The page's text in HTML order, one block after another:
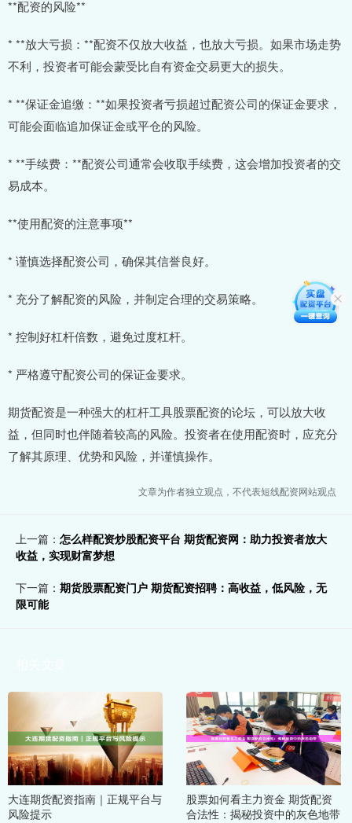
**配资的风险**
* **放大亏损：**配资不仅放大收益，也放大亏损。如果市场走势
不利，投资者可能会蒙受比自有资金交易更大的损失。
* **保证金追缴：**如果投资者亏损超过配资公司的保证金要求，
可能会面临追加保证金或平仓的风险。
* **手续费：**配资公司通常会收取手续费，这会增加投资者的交
易成本。
**使用配资的注意事项**
* 谨慎选择配资公司，确保其信誉良好。
* 充分了解配资的风险，并制定合理的交易策略。
* 控制好杠杆倍数，避免过度杠杆。
* 严格遵守配资公司的保证金要求。
期货配资是一种强大的杠杆工具股票配资的论坛，可以放大收
益，但同时也伴随着较高的风险。投资者在使用配资时，应充分
了解其原理、优势和风险，并谨慎操作。
文章为作者独立观点，不代表短线配资网站观点
上一篇： 怎么样配资炒股配资平台 期货配资网：助力投资者放大
收益，实现财富梦想
下一篇： 期货股票配资门户 期货配资招聘：高收益，低风险，无
限可能
大连期货配资指南｜正规平台与
风险提示
股票如何看主力资金 期货配资
合法性：揭秘投资中的灰色地带